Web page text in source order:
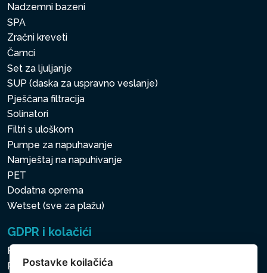
Nadzemni bazeni
SPA
Zračni kreveti
Čamci
Set za ljuljanje
SUP (daska za uspravno veslanje)
Pješčana filtracija
Solinatori
Filtri s uloškom
Pumpe za napuhavanje
Namještaj na napuhivanje
PET
Dodatna oprema
Wetset (sve za plažu)
GDPR i kolačići
Pravila zaštite osobnih i drugih obrađivanih podataka
Politika kolačića
Postavke koilačića